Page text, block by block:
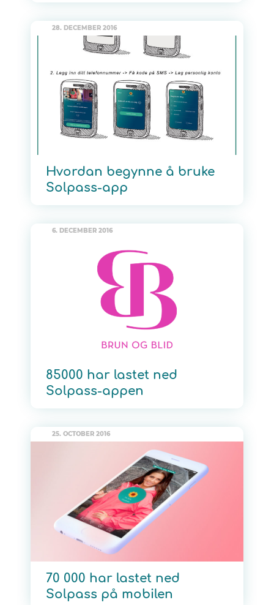
28. DECEMBER 2016
Hvordan begynne å bruke
Solpass-app
6. DECEMBER 2016
85000 har lastet ned
Solpass-appen
25. OCTOBER 2016
70 000 har lastet ned
Solpass på mobilen